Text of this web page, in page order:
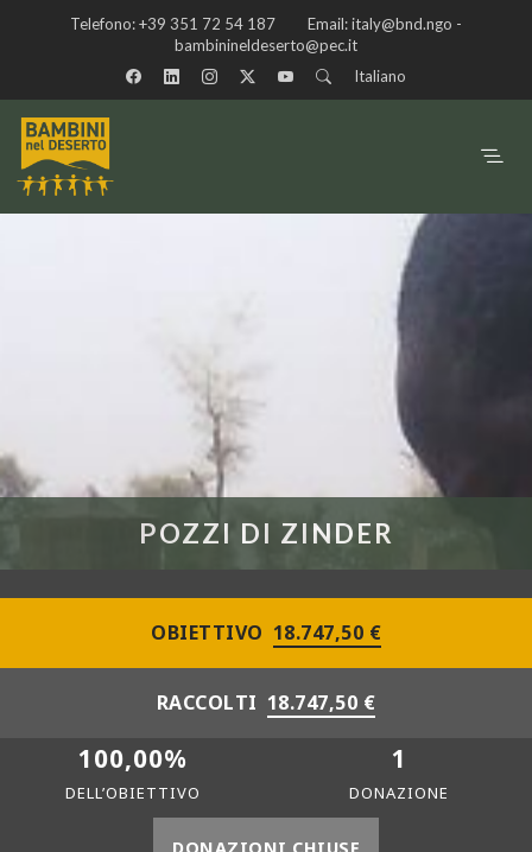
Telefono:+39 351 72 54 187 Email:italy@bnd.ngo -
bambinineldeserto@pec.it
Italiano
POZZI DI ZINDER
OBIETTIVO 18.747,50 €
RACCOLTI 18.747,50 €
100,00%
DELL’OBIETTIVO
1
DONAZIONE